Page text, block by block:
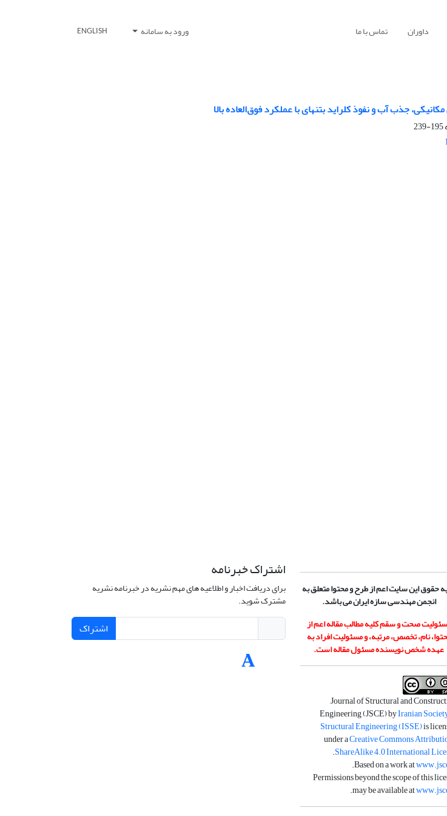
داوران تماس با ما ورود به سامانه ENGLISH
جذب آب و نفوذ کلراید بتن‏های با عملکرد فوق‌العاده بالا
195-239
حقوق این سایت اعم از طرح و محتوا متعلق به
انجمن مهندسی سازه ایران می باشد.
صحت و سقم کلیه مطالب مقاله اعم از
نام، تخصص، مرتبه، و مسئولیت افراد به
عهده شخص نویسنده مسئول مقاله است.
Journal of Structural and
Engineering (JSCE) byIranian
Structural Engineering (ISSE)is
under aCreative Commons
ShareAlike 4.0 International
.
Based on a work at
.
Permissions beyond the scope of this
may be available at
.
اشتراک خبرنامه
برای دریافت اخبار و اطلاعیه های مهم نشریه در خبرنامه نشریه
مشترک شوید.
اشتراک